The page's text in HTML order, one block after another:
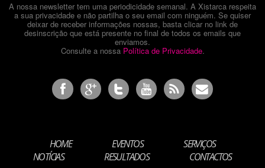
A nossa newsletter tem uma periodicidade semanal. A Xistarca respeita
a sua privacidade e não partilha o seu email com ninguém. Se quiser
deixar de receber informações nossas, basta clicar no link de
desinscrição que está presente no final de todos os emails que
enviamos.
Consulte a nossa Política de Privacidade.
HOME EVENTOS
SERVIÇOS
NOTÍCIAS
RESULTADOS CONTACTOS